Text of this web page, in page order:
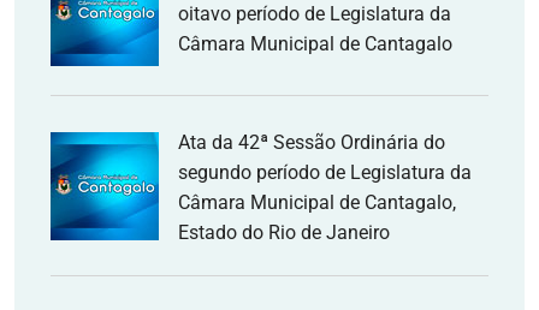
oitavo período de Legislatura da
Câmara Municipal de Cantagalo
Ata da 42ª Sessão Ordinária do
segundo período de Legislatura da
Câmara Municipal de Cantagalo,
Estado do Rio de Janeiro